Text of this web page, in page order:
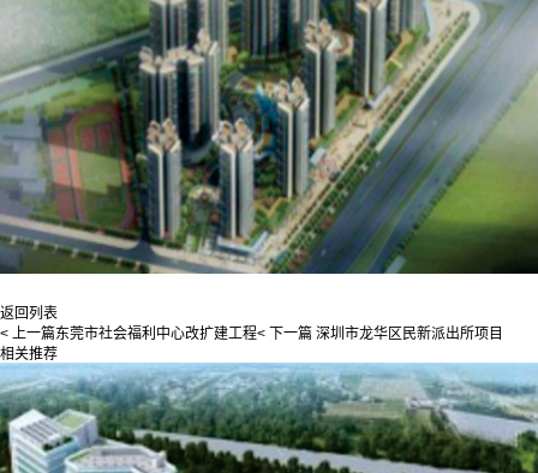
返回列表
< 上一篇东莞市社会福利中心改扩建工程< 下一篇 深圳市龙华区民新派出所项目
相关推荐